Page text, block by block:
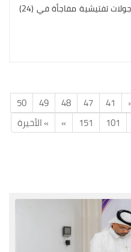
المختصة، قامت اللجنة بتنفيذ (8) جولات تفتيشية مفاجأة في (24)
41
47
48
49
50
101
151
» » الأخيرة